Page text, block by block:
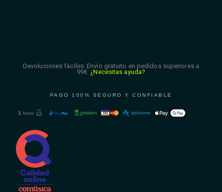
Devoluciones fáciles. Envío gratuito en pedidos superiores a
99€. ¿Necesitas ayuda?
PAGO 100% SEGURO Y CONFIABLE